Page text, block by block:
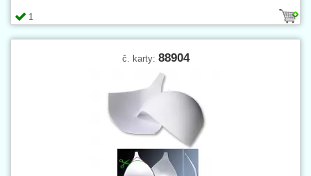
1
č. karty: 88904